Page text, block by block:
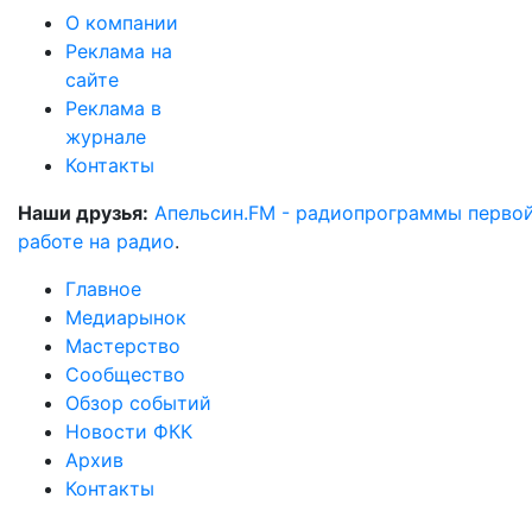
О компании
Реклама на
сайте
Реклама в
журнале
Контакты
Наши друзья: Апельсин.FM - радиопрограммы
работе на радио.
Главное
Медиарынок
Мастерство
Сообщество
Обзор событий
Новости ФКК
Архив
Контакты